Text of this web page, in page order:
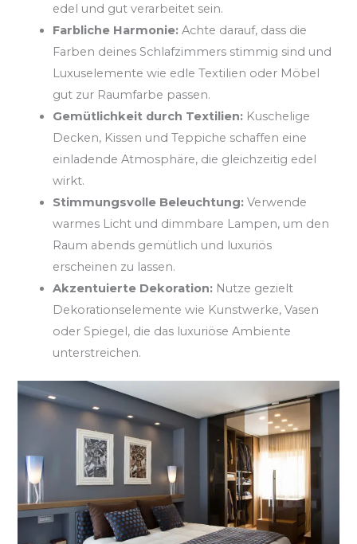
edel und gut verarbeitet sein.
Farbliche Harmonie: Achte darauf, dass die
Farben deines Schlafzimmers stimmig sind und
Luxuselemente wie edle Textilien oder Möbel
gut zur Raumfarbe passen.
Gemütlichkeit durch Textilien: Kuschelige
Decken, Kissen und Teppiche schaffen eine
einladende Atmosphäre, die gleichzeitig edel
wirkt.
Stimmungsvolle Beleuchtung: Verwende
warmes Licht und dimmbare Lampen, um den
Raum abends gemütlich und luxuriös
erscheinen zu lassen.
Akzentuierte Dekoration: Nutze gezielt
Dekorationselemente wie Kunstwerke, Vasen
oder Spiegel, die das luxuriöse Ambiente
unterstreichen.